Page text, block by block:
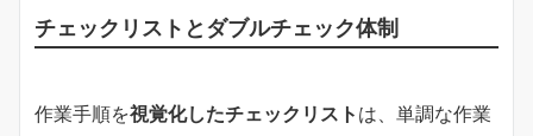
チェックリストとダブルチェック体制
作業手順を視覚化したチェックリスト は、単調な作業